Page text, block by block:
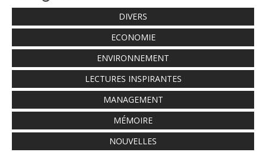
DIVERS
ECONOMIE
ENVIRONNEMENT
LECTURES INSPIRANTES
MANAGEMENT
MÉMOIRE
NOUVELLES